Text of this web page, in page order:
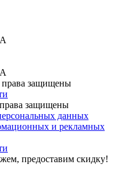
защищены
защищены
данных
и рекламных
предоставим скидку!